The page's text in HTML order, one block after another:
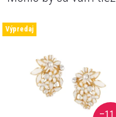
Výpredaj
–11